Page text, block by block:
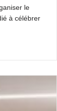
le
à célébrer
de